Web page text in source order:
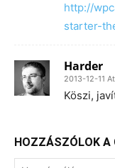
http://
starter-
Harder
2013-12-11
Köszi,
HOZZÁSZÓLOK A